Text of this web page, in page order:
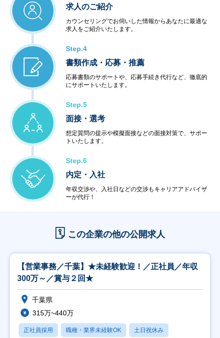
求人のご紹介
カウンセリングでお伺いした情報からあなたに最適な
求人をご紹介いたします。
Step.4
書類作成・応募・推薦
応募書類のサポートや、応募手続き代行など、徹底的
にサポートいたします。
Step.5
面接・選考
想定質問の提示や模擬面接などの面接対策で、サポー
トいたします。
Step.6
内定・入社
年収交渉や、入社日などの交渉もキャリアアドバイザ
ーが代行！
この企業の他の公開求人
【営業事務／千葉】★未経験歓迎！／正社員／年収
300万～／賞与２回★
千葉県
315万~440万
正社員採用 職種・業界未経験OK 土日祝休み